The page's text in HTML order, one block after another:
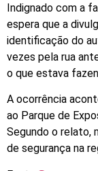
Indignado com a
espera que a
identificação do
vezes pela rua
o que estava
A ocorrência
ao Parque de
Segundo o relato,
de segurança na